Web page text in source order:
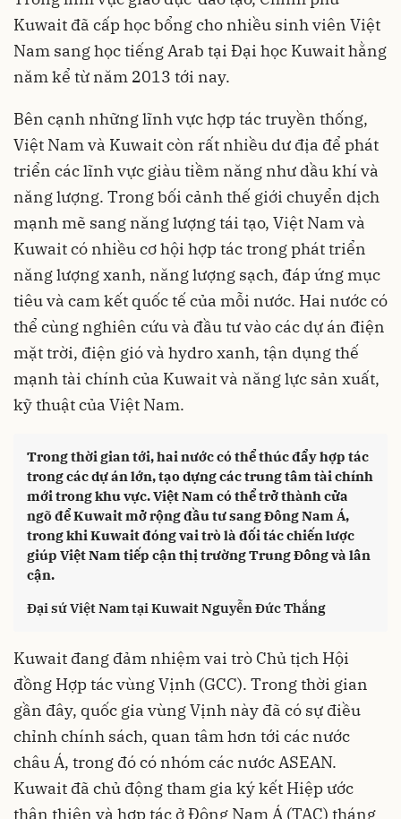
Kuwait đã cấp học bổng cho nhiều sinh viên Việt
Nam sang học tiếng Arab tại Đại học Kuwait hằng
năm kể từ năm 2013 tới nay.
Bên cạnh những lĩnh vực hợp tác truyền thống,
Việt Nam và Kuwait còn rất nhiều dư địa để phát
triển các lĩnh vực giàu tiềm năng như dầu khí và
năng lượng. Trong bối cảnh thế giới chuyển dịch
mạnh mẽ sang năng lượng tái tạo, Việt Nam và
Kuwait có nhiều cơ hội hợp tác trong phát triển
năng lượng xanh, năng lượng sạch, đáp ứng mục
tiêu và cam kết quốc tế của mỗi nước. Hai nước có
thể cùng nghiên cứu và đầu tư vào các dự án điện
mặt trời, điện gió và hydro xanh, tận dụng thế
mạnh tài chính của Kuwait và năng lực sản xuất,
kỹ thuật của Việt Nam.
Trong thời gian tới, hai nước có thể thúc đẩy hợp tác
trong các dự án lớn, tạo dựng các trung tâm tài chính
mới trong khu vực. Việt Nam có thể trở thành cửa
ngõ để Kuwait mở rộng đầu tư sang Đông Nam Á,
trong khi Kuwait đóng vai trò là đối tác chiến lược
giúp Việt Nam tiếp cận thị trường Trung Đông và lân
cận.
Đại sứ Việt Nam tại Kuwait Nguyễn Đức Thắng
Kuwait đang đảm nhiệm vai trò Chủ tịch Hội
đồng Hợp tác vùng Vịnh (GCC). Trong thời gian
gần đây, quốc gia vùng Vịnh này đã có sự điều
chỉnh chính sách, quan tâm hơn tới các nước
châu Á, trong đó có nhóm các nước ASEAN.
Kuwait đã chủ động tham gia ký kết Hiệp ước
thân thiện và hợp tác ở Đông Nam Á (TAC) tháng